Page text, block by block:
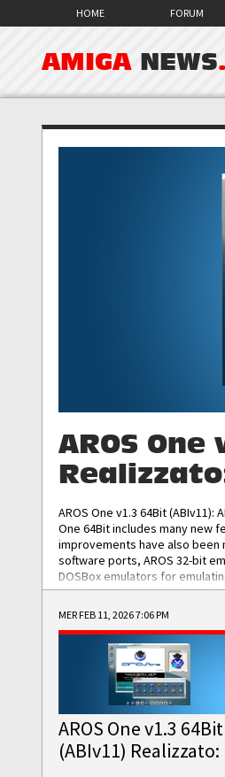
HOME FORUM
AMIGA NEWS
AROS
AROS One v1.3 64Bit (ABIv11):
One 64Bit includes many new
improvements have also been
software ports, AROS 32-bit
DOSBox emulators for
and AROS 68k models. AROS
MER FEB 11, 2026 7:06 PM
AROS One v1.3 64Bit
(ABIv11) Realizzato: